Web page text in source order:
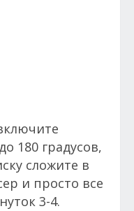
180 градусов,
сложите в
и просто все
3-4.